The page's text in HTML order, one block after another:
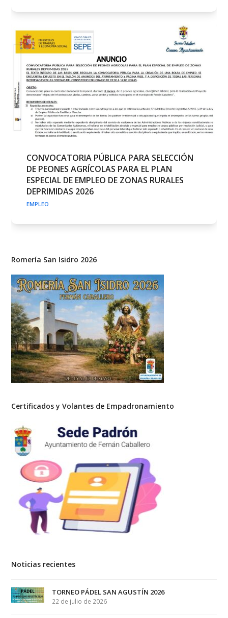
CONVOCATORIA PÚBLICA PARA SELECCIÓN
DE PEONES AGRÍCOLAS PARA EL PLAN
ESPECIAL DE EMPLEO DE ZONAS RURALES
DEPRIMIDAS 2026
EMPLEO
Romería San Isidro 2026
Certificados y Volantes de Empadronamiento
Noticias recientes
TORNEO PÁDEL SAN AGUSTÍN 2026
22 de julio de 2026